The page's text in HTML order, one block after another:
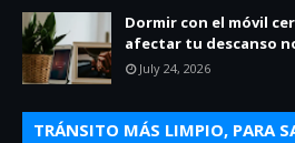
Dormir con el móvil
afectar tu descanso
July 24, 2026
TRÁNSITO MÁS LIMPIO, PARA